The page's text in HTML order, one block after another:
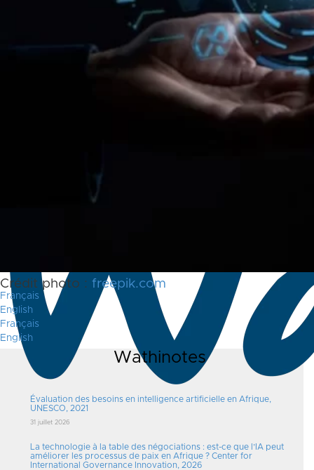
Crédit photo : freepik.com
Français
English
Français
English
Wathinotes
Évaluation des besoins en intelligence artificielle en Afrique,
UNESCO, 2021
31 juillet 2026
La technologie à la table des négociations : est-ce que l’IA peut
améliorer les processus de paix en Afrique ? Center for
International Governance Innovation, 2026